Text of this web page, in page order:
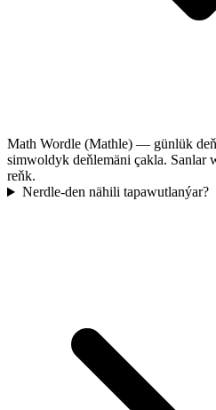
Math Wordle (Mathle) — günlük
simwoldyk deňlemäni çakla. Sanlar
reňk.
Nerdle-den nähili tapawutlanýar?